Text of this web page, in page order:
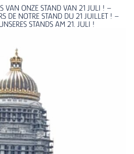
VAN ONZE STAND VAN 21 JULI ! –
DE NOTRE STAND DU 21 JUILLET ! –
STANDS AM 21. JULI !